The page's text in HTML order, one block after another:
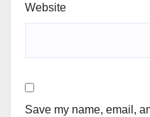
Website
Save my name, email,